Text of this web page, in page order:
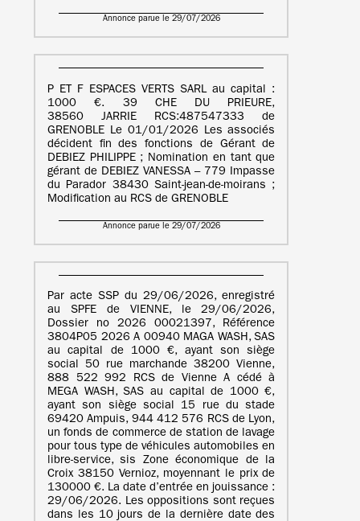
Annonce parue le 29/07/2026
P ET F ESPACES VERTS SARL au capital :
1000 €. 39 CHE DU PRIEURE,
38560 JARRIE RCS:487547333 de
GRENOBLE Le 01/01/2026 Les associés
décident fin des fonctions de Gérant de
DEBIEZ PHILIPPE ; Nomination en tant que
gérant de DEBIEZ VANESSA – 779 Impasse
du Parador 38430 Saint-jean-de-moirans ;
Modification au RCS de GRENOBLE
Annonce parue le 29/07/2026
Par acte SSP du 29/06/2026, enregistré
au SPFE de VIENNE, le 29/06/2026,
Dossier no 2026 00021397, Référence
3804P05 2026 A 00940 MAGA WASH, SAS
au capital de 1000 €, ayant son siège
social 50 rue marchande 38200 Vienne,
888 522 992 RCS de Vienne A cédé à
MEGA WASH, SAS au capital de 1000 €,
ayant son siège social 15 rue du stade
69420 Ampuis, 944 412 576 RCS de Lyon,
un fonds de commerce de station de lavage
pour tous type de véhicules automobiles en
libre-service, sis Zone économique de la
Croix 38150 Vernioz, moyennant le prix de
130000 €. La date d’entrée en jouissance :
29/06/2026. Les oppositions sont reçues
dans les 10 jours de la dernière date des